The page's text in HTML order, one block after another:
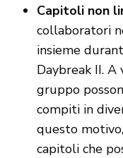
Capitoli non
collaboratori
insieme
Daybreak II.
gruppo
compiti in
questo
capitoli che